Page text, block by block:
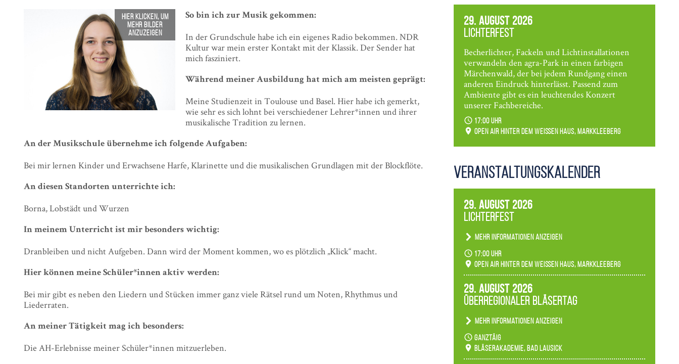
So bin ich zur Musik gekommen:
In der Grundschule habe ich ein eigenes Radio bekommen. NDR
Kultur war mein erster Kontakt mit der Klassik. Der Sender hat
mich fasziniert.
Während meiner Ausbildung hat mich am meisten geprägt:
Meine Studienzeit in Toulouse und Basel. Hier habe ich gemerkt,
wie sehr es sich lohnt bei verschiedener Lehrer*innen und ihrer
musikalische Tradition zu lernen.
An der Musikschule übernehme ich folgende Aufgaben:
Bei mir lernen Kinder und Erwachsene Harfe, Klarinette und die musikalischen Grundlagen mit der Blockflöte.
An diesen Standorten unterrichte ich:
Borna, Lobstädt und Wurzen
In meinem Unterricht ist mir besonders wichtig:
Dranbleiben und nicht Aufgeben. Dann wird der Moment kommen, wo es plötzlich „Klick“ macht.
Hier können meine Schüler*innen aktiv werden:
Bei mir gibt es neben den Liedern und Stücken immer ganz viele Rätsel rund um Noten, Rhythmus und
Liederraten.
An meiner Tätigkeit mag ich besonders:
Die AH-Erlebnisse meiner Schüler*innen mitzuerleben.
29. August 2026
Lichterfest
Becherlichter, Fackeln und Lichtinstallationen
verwandeln den agra-Park in einen farbigen
Märchenwald, der bei jedem Rundgang einen
anderen Eindruck hinterlässt. Passend zum
Ambiente gibt es ein leuchtendes Konzert
unserer Fachbereiche.
17:00 Uhr
Open Air hinter dem weißen Haus, Markkleeberg
Veranstaltungs­kalender
29. August 2026
Lichterfest
Mehr Informationen anzeigen
Becherlichter, Fackeln und Lichtinstallationen
verwandeln den agra-Park in einen farbigen
Märchenwald, der bei jedem Rundgang einen
Ambiente gibt es ein leuchtendes Konzert
unserer Fachbereiche.
17:00 Uhr
Open Air hinter dem weißen Haus, Markkleeberg
29. August 2026
Überregionaler Bläsertag
Mehr Informationen anzeigen
Teilnahme der Bläserklassen.
ganztäig
Bläserakademie, Bad Lausick